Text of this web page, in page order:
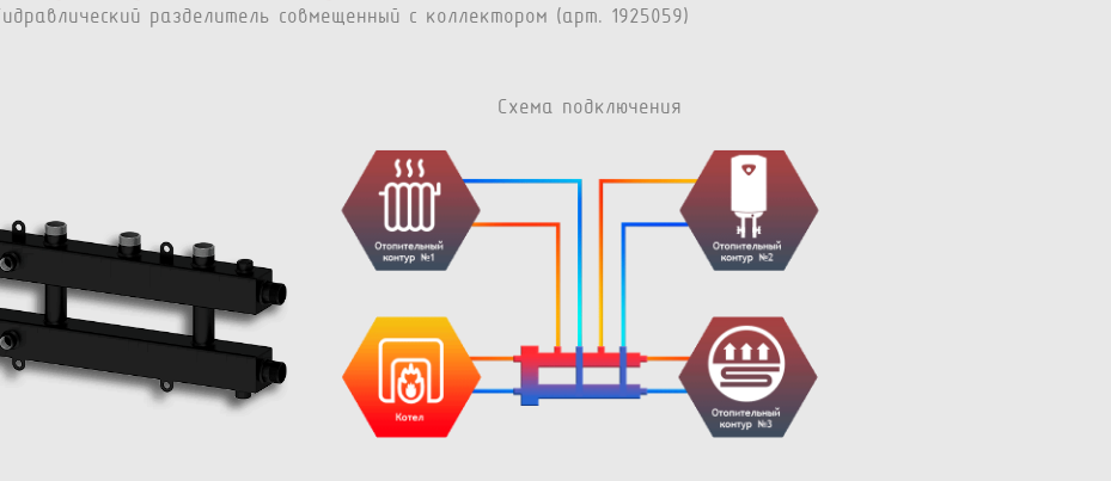
Гидравлический разделитель совмещенный с коллектором (арт. 1925059)
Схема подключения